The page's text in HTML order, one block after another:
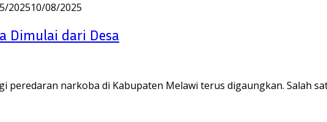
202510/08/2025
Dimulai dari Desa
peredaran narkoba di Kabupaten Melawi terus digaungkan. Salah